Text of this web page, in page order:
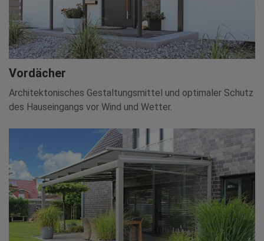
Vordächer
Architektonisches Gestaltungsmittel und optimaler Schutz
des Hauseingangs vor Wind und Wetter.